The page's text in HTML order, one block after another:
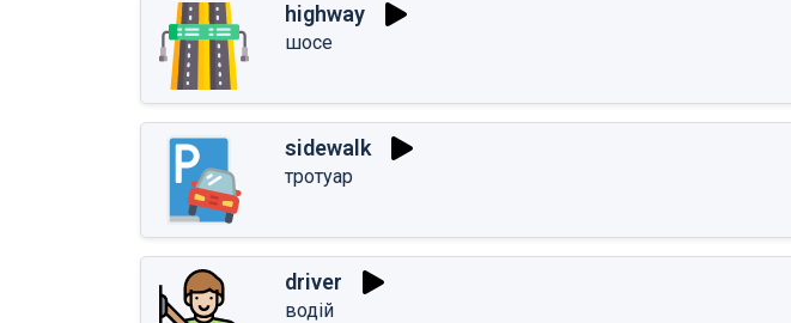
highway
шосе
sidewalk
тротуар
driver
водій